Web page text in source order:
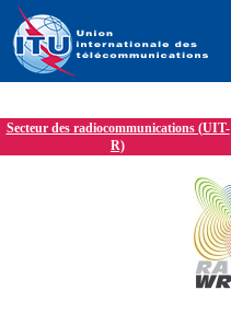
Secteur des radiocommunications (UIT-
R)